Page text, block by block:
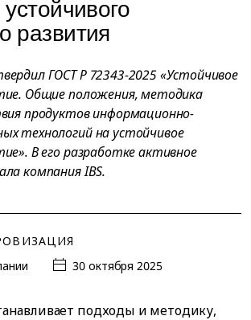
развития
ГОСТ Р 72343-2025 «Устойчивое
Общие положения, методика
продуктов информационно-
технологий на устойчивое
В его разработке активное
компания IBS.
30 октября 2025
подходы и методику,